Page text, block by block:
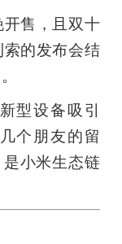
售，且双十
的发布会结
型设备吸引
个朋友的留
小米生态链